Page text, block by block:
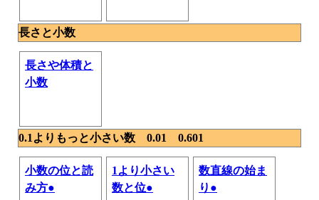
長さと小数
長さや体積と
小数
0.1よりもっと小さい数 0.01 0.601
小数の位と読
み方●
1より小さい
数と位●
数直線の始ま
り●